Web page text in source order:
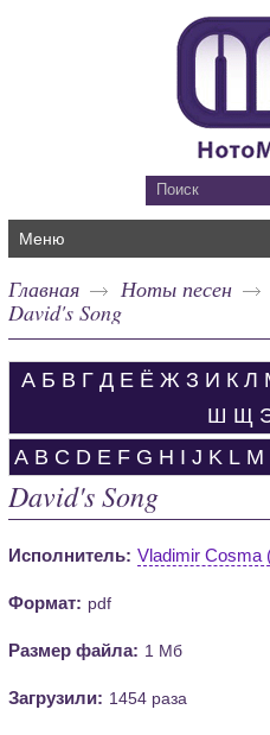
Меню
Главная Ноты песен
David's Song
А Б В Г Д Е Ё Ж З И К Л
Ш Щ
A B C D E F G H I J K L M
David's Song
Исполнитель: Vladimir
Формат: pdf
Размер файла: 1 Мб
Загрузили: 1454 раза